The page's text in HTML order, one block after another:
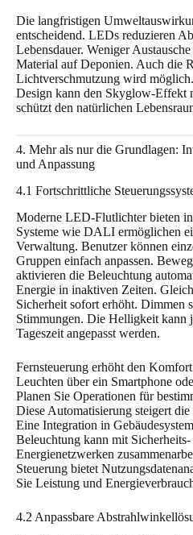
Die langfristigen
entscheidend. LEDs reduzieren
Lebensdauer. Weniger
Material auf Deponien. Auch die
Lichtverschmutzung wird
Design kann den Skyglow-Effekt
schützt den natürlichen
4. Mehr als nur die Grundlagen:
und Anpassung
4.1 Fortschrittliche
Moderne LED-Flutlichter bieten
Systeme wie DALI ermöglichen
Verwaltung. Benutzer können
Gruppen einfach anpassen.
aktivieren die Beleuchtung
Energie in inaktiven Zeiten.
Sicherheit sofort erhöht. Dimmen
Stimmungen. Die Helligkeit kann
Tageszeit angepasst werden.
Fernsteuerung erhöht den
Leuchten über ein Smartphone
Planen Sie Operationen für
Diese Automatisierung steigert
Eine Integration in
Beleuchtung kann mit Sicherheits-
Energienetzwerken
Steuerung bietet
Sie Leistung und
4.2 Anpassbare